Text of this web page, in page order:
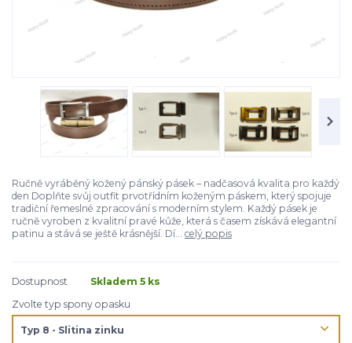
Ručně vyráběný kožený pánský pásek – nadčasová kvalita pro každý
den Doplňte svůj outfit prvotřídním koženým páskem, který spojuje
tradiční řemeslné zpracování s moderním stylem. Každý pásek je
ručně vyroben z kvalitní pravé kůže, která s časem získává elegantní
patinu a stává se ještě krásnější. Dí... celý popis
Dostupnost
Skladem 5 ks
Zvolte typ spony opasku